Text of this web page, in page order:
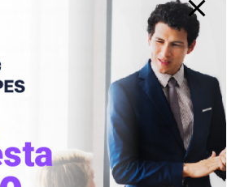
en dirección e investigación.
con esta tendencia? Los
sobre un desajuste laboral
el siguiente enlace: